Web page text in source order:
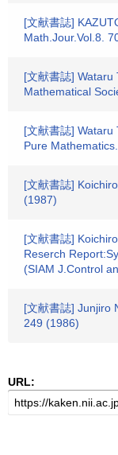
[文献書誌]
Math.Jour.Vol.8.
[文献書誌] Wataru
Mathematical
[文献書誌] Wataru
Pure
[文献書誌]
(1987)
[文献書誌]
Reserch
(SIAM J.Control
[文献書誌] Junjiro
249 (1986)
URL: